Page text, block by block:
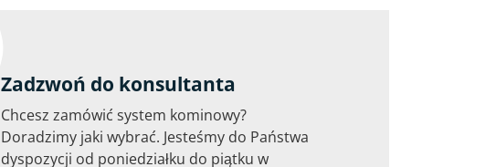
Zadzwoń do konsultanta
Chcesz zamówić system kominowy?
Doradzimy jaki wybrać. Jesteśmy do Państwa
dyspozycji od poniedziałku do piątku w